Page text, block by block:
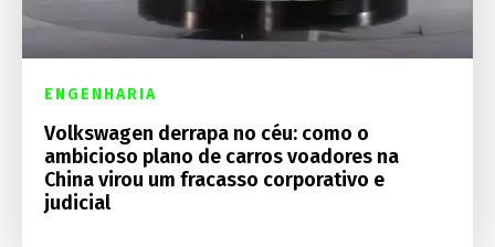
ENGENHARIA
Volkswagen derrapa no céu: como o
ambicioso plano de carros voadores na
China virou um fracasso corporativo e
judicial